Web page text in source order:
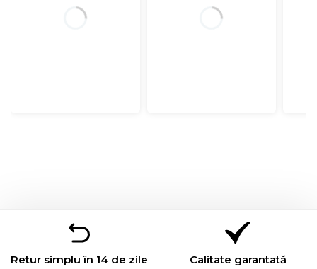
Retur simplu în 14 de zile Calitate garantată